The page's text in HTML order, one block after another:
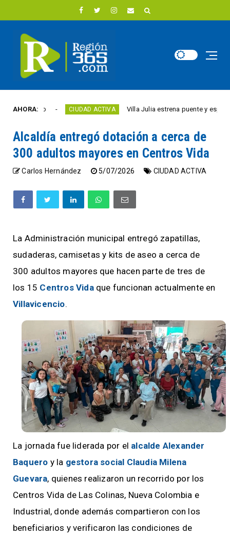
AHORA:
año CIUDAD ACTIVA Villa Julia estrena puente y espacios
Alcaldía entregó dotación a cerca de
300 adultos mayores en Centros Vida
Carlos Hernández 5/07/2026 CIUDAD ACTIVA
La Administración municipal entregó zapatillas,
sudaderas, camisetas y kits de aseo a cerca de
300 adultos mayores que hacen parte de tres de
los 15 Centros Vidaque funcionan actualmente en
Villavicencio.
La jornada fue liderada por el alcalde Alexander
Baquero y la gestora social Claudia Milena
Guevara, quienes realizaron un recorrido por los
Centros Vida de Las Colinas, Nueva Colombia e
Industrial, donde además compartieron con los
beneficiarios y verificaron las condiciones de